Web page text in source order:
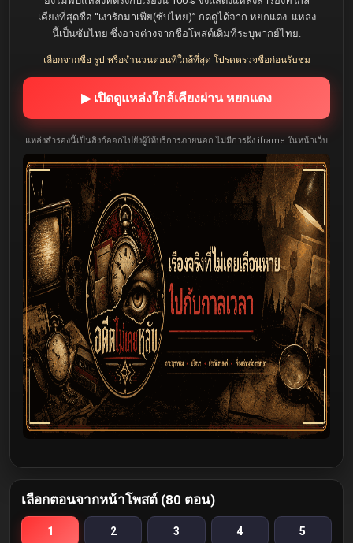
เคียงที่สุดชื่อ “เงารักมาเฟีย(ซับไทย)” กดดูได้จาก หยกแดง. แหล่ง
นี้เป็นซับไทย ซึ่งอาจต่างจากชื่อโพสต์เดิมที่ระบุพากย์ไทย.
เลือกจากชื่อ รูป หรือจำนวนตอนที่ใกล้ที่สุด โปรดตรวจชื่อก่อนรับชม
▶ เปิดดูแหล่งใกล้เคียงผ่าน หยกแดง
แหล่งสำรองนี้เป็นลิงก์ออกไปยังผู้ให้บริการภายนอก ไม่มีการฝัง iframe ในหน้าเว็บ
เลือกตอนจากหน้าโพสต์ (80 ตอน)
1 2 3 4 5